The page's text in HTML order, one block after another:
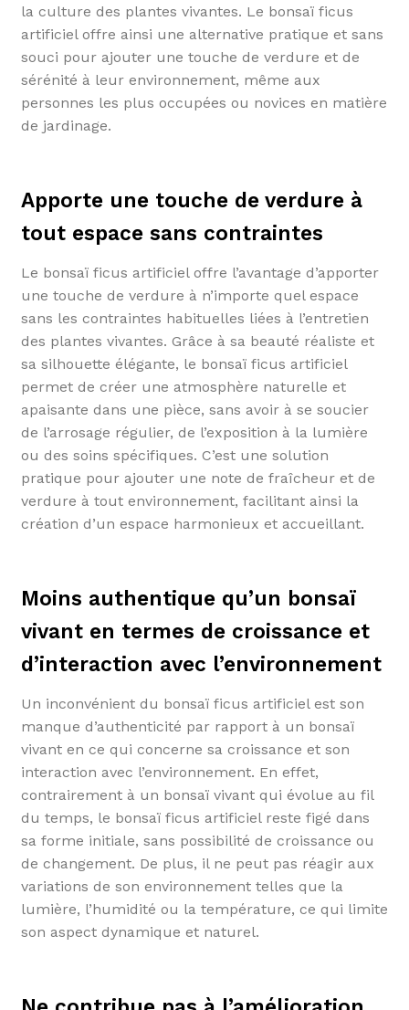
la culture des plantes vivantes. Le bonsaï ficus
artificiel offre ainsi une alternative pratique et sans
souci pour ajouter une touche de verdure et de
sérénité à leur environnement, même aux
personnes les plus occupées ou novices en matière
de jardinage.
Apporte une touche de verdure à
tout espace sans contraintes
Le bonsaï ficus artificiel offre l’avantage d’apporter
une touche de verdure à n’importe quel espace
sans les contraintes habituelles liées à l’entretien
des plantes vivantes. Grâce à sa beauté réaliste et
sa silhouette élégante, le bonsaï ficus artificiel
permet de créer une atmosphère naturelle et
apaisante dans une pièce, sans avoir à se soucier
de l’arrosage régulier, de l’exposition à la lumière
ou des soins spécifiques. C’est une solution
pratique pour ajouter une note de fraîcheur et de
verdure à tout environnement, facilitant ainsi la
création d’un espace harmonieux et accueillant.
Moins authentique qu’un bonsaï
vivant en termes de croissance et
d’interaction avec l’environnement
Un inconvénient du bonsaï ficus artificiel est son
manque d’authenticité par rapport à un bonsaï
vivant en ce qui concerne sa croissance et son
interaction avec l’environnement. En effet,
contrairement à un bonsaï vivant qui évolue au fil
du temps, le bonsaï ficus artificiel reste figé dans
sa forme initiale, sans possibilité de croissance ou
de changement. De plus, il ne peut pas réagir aux
variations de son environnement telles que la
lumière, l’humidité ou la température, ce qui limite
son aspect dynamique et naturel.